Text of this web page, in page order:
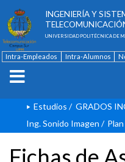
INGENIERÍA Y
UNIVERSIDAD POLITÉCNICA DE
Intra-Empleados Intra-Alumnos
Estudios / GRADOS
Ing. Sonido Imagen /